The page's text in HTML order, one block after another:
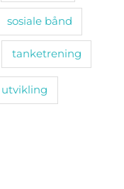
sosiale bånd
tanketrening
utvikling